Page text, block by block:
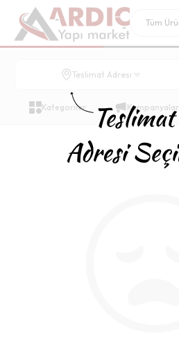
Teslimat Adresi
Kategoriler Kampanyalar